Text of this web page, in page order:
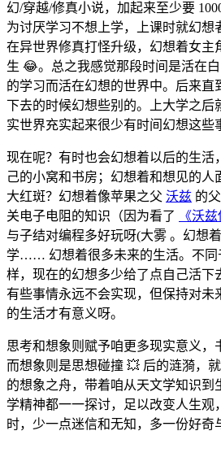
幻/穿越/修真小说，加起来至少要
为讨厌学习不想上学，上课时就幻想
在异世界修真打怪升级，幻想着女主
生 😂。总之我感觉那段时间是活在
的学习而活在幻想的世界中。后来直
下去的时候幻想些别的。上大学之后
实世界充实起来很少有时间幻想这些
现在呢？有时也会幻想着以后的生活
己的小窝和书房；幻想着和想见的人
大红斑？幻想着像苹果之父 沃兹 的
关电子电阻的知识（因为看了
《沃
与子结对编程多好玩呀(大雾 。幻想
学…… 幻想着很多未来的生活。不同
样，现在的幻想多少给了点自己活下
有些事情永远不会实现，但保持对未
的生活才有意义呀。
思考和想象则赋予咱更多现实意义，
而想象则是思想碰撞 💥 后的涟漪，
的想象之舟，带着咱从天文学知识到
学精神都一一探讨，足以改变人生观
时，少一点迷信和无知，多一份好奇